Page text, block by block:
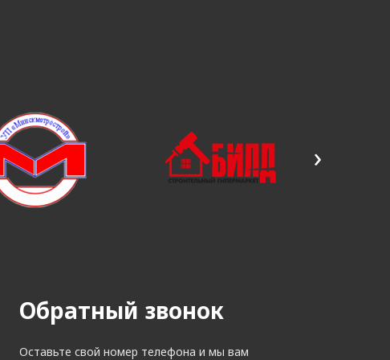
›
Обратный звонок
Оставьте свой номер телефона и мы вам